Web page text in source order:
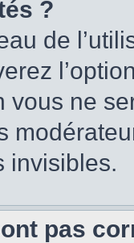
?
de
vous ne
invisibles.
pas